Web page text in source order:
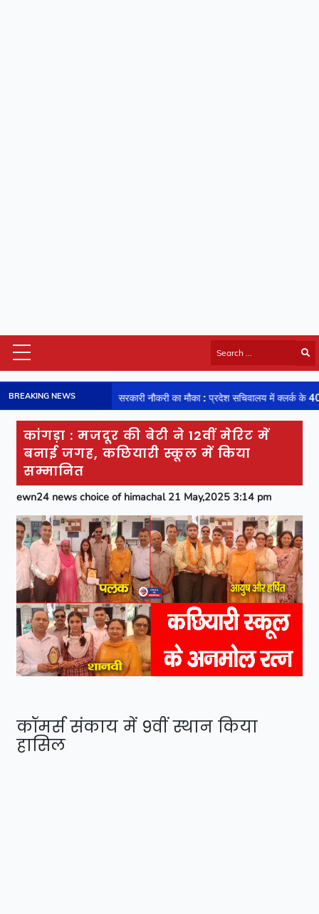
Himachal Latest
HP Board Results
National
Video
Viral News
Sports
Entertainment
Lifestyle
Business
Technology
Jobs/Career
BREAKING NEWS
सरकारी नौकरी का मौका : प्रदेश सचिवालय में क्लर्क के 40 पदों पर होने जा रही
कांगड़ा : मजदूर की बेटी ने 12वीं मेरिट में
बनाई जगह, कछियारी स्कूल में किया
सम्मानित
ewn24 news choice of himachal 21 May,2025 3:14 pm
कॉमर्स संकाय में 9वीं स्थान किया
हासिल